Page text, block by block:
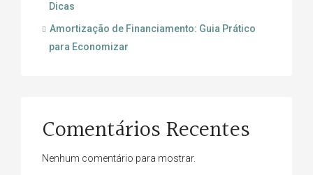
Dicas
Amortização de Financiamento: Guia Prático
para Economizar
Comentários Recentes
Nenhum comentário para mostrar.